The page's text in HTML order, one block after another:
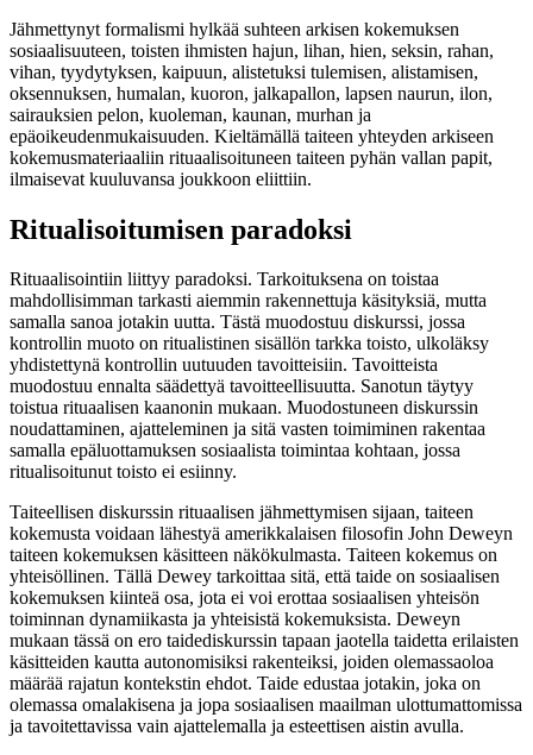
Jähmettynyt formalismi hylkää suhteen arkisen kokemuksen
sosiaalisuuteen, toisten ihmisten hajun, lihan, hien, seksin, rahan,
vihan, tyydytyksen, kaipuun, alistetuksi tulemisen, alistamisen,
oksennuksen, humalan, kuoron, jalkapallon, lapsen naurun, ilon,
sairauksien pelon, kuoleman, kaunan, murhan ja
epäoikeudenmukaisuuden. Kieltämällä taiteen yhteyden arkiseen
kokemusmateriaaliin rituaalisoituneen taiteen pyhän vallan papit,
ilmaisevat kuuluvansa joukkoon eliittiin.
Ritualisoitumisen paradoksi
Rituaalisointiin liittyy paradoksi. Tarkoituksena on toistaa
mahdollisimman tarkasti aiemmin rakennettuja käsityksiä, mutta
samalla sanoa jotakin uutta. Tästä muodostuu diskurssi, jossa
kontrollin muoto on ritualistinen sisällön tarkka toisto, ulkoläksy
yhdistettynä kontrollin uutuuden tavoitteisiin. Tavoitteista
muodostuu ennalta säädettyä tavoitteellisuutta. Sanotun täytyy
toistua rituaalisen kaanonin mukaan. Muodostuneen diskurssin
noudattaminen, ajatteleminen ja sitä vasten toimiminen rakentaa
samalla epäluottamuksen sosiaalista toimintaa kohtaan, jossa
ritualisoitunut toisto ei esiinny.
Taiteellisen diskurssin rituaalisen jähmettymisen sijaan, taiteen
kokemusta voidaan lähestyä amerikkalaisen filosofin John Deweyn
taiteen kokemuksen käsitteen näkökulmasta. Taiteen kokemus on
yhteisöllinen. Tällä Dewey tarkoittaa sitä, että taide on sosiaalisen
kokemuksen kiinteä osa, jota ei voi erottaa sosiaalisen yhteisön
toiminnan dynamiikasta ja yhteisistä kokemuksista. Deweyn
mukaan tässä on ero taidediskurssin tapaan jaotella taidetta erilaisten
käsitteiden kautta autonomisiksi rakenteiksi, joiden olemassaoloa
määrää rajatun kontekstin ehdot. Taide edustaa jotakin, joka on
olemassa omalakisena ja jopa sosiaalisen maailman ulottumattomissa
ja tavoitettavissa vain ajattelemalla ja esteettisen aistin avulla.